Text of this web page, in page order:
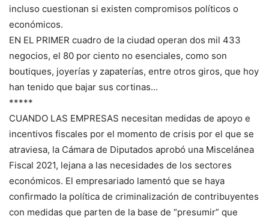
incluso cuestionan si existen compromisos políticos o
económicos.
EN EL PRIMER cuadro de la ciudad operan dos mil 433
negocios, el 80 por ciento no esenciales, como son
boutiques, joyerías y zapaterías, entre otros giros, que hoy
han tenido que bajar sus cortinas…
*****
CUANDO LAS EMPRESAS necesitan medidas de apoyo e
incentivos fiscales por el momento de crisis por el que se
atraviesa, la Cámara de Diputados aprobó una Miscelánea
Fiscal 2021, lejana a las necesidades de los sectores
económicos. El empresariado lamentó que se haya
confirmado la política de criminalización de contribuyentes
con medidas que parten de la base de “presumir” que